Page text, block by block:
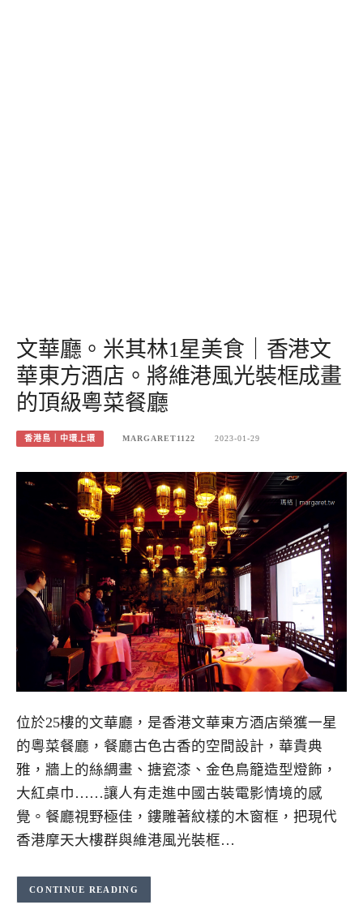
文華廳。米其林1星美食｜香港文
華東方酒店。將維港風光裝框成畫
的頂級粵菜餐廳
香港島｜中環上環 MARGARET1122 2023-01-29
位於25樓的文華廳，是香港文華東方酒店榮獲一星
的粵菜餐廳，餐廳古色古香的空間設計，華貴典
雅，牆上的絲綢畫、搪瓷漆、金色鳥籠造型燈飾，
大紅桌巾……讓人有走進中國古裝電影情境的感
覺。餐廳視野極佳，鏤雕著紋樣的木窗框，把現代
香港摩天大樓群與維港風光裝框…
CONTINUE READING